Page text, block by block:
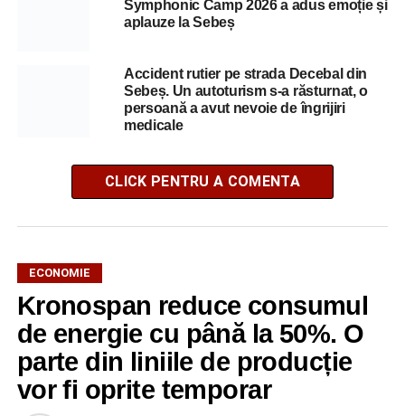
Symphonic Camp 2026 a adus emoție și
aplauze la Sebeș
Accident rutier pe strada Decebal din
Sebeș. Un autoturism s-a răsturnat, o
persoană a avut nevoie de îngrijiri
medicale
CLICK PENTRU A COMENTA
ECONOMIE
Kronospan reduce consumul
de energie cu până la 50%. O
parte din liniile de producție
vor fi oprite temporar